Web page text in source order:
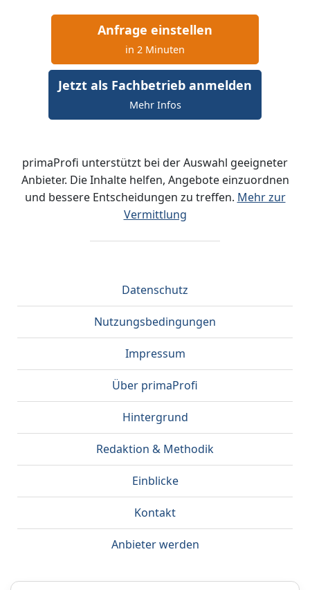
Anfrage einstellen
in 2 Minuten
Jetzt als Fachbetrieb anmelden
Mehr Infos
primaProfi unterstützt bei der Auswahl geeigneter
Anbieter. Die Inhalte helfen, Angebote einzuordnen
und bessere Entscheidungen zu treffen. Mehr zur
Vermittlung
Datenschutz
Nutzungsbedingungen
Impressum
Über primaProfi
Hintergrund
Redaktion & Methodik
Einblicke
Kontakt
Anbieter werden